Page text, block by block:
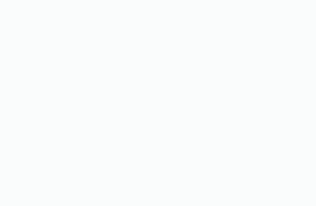
e fornisca una formazione di sensibilizzazione in materia di
in materia di sicurezza informatica e requisiti di conformità